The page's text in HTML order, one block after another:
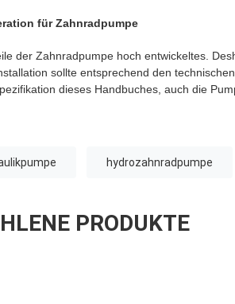
für Zahnradpumpe
der Zahnradpumpe hoch entwickeltes.
sollte entsprechend den
dieses Handbuches, auch die
hydrozahnradpumpe
PRODUKTE